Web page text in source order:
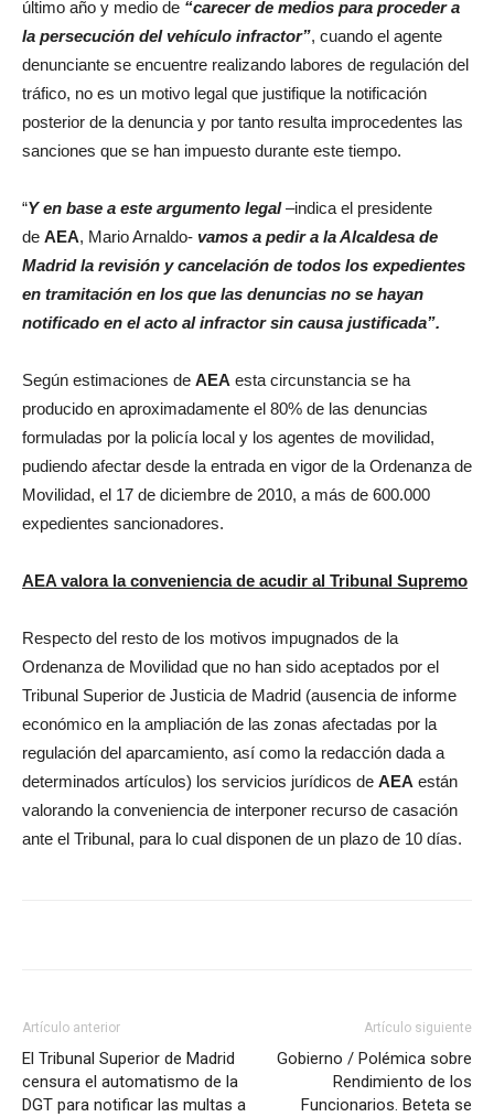
último año y medio de “carecer de medios para proceder a
la persecución del vehículo infractor”, cuando el agente
denunciante se encuentre realizando labores de regulación del
tráfico, no es un motivo legal que justifique la notificación
posterior de la denuncia y por tanto resulta improcedentes las
sanciones que se han impuesto durante este tiempo.
“Y en base a este argumento legal–indica el presidente
de AEA, Mario Arnaldo- vamos a pedir a la Alcaldesa de
Madrid la revisión y cancelación de todos los expedientes
en tramitación en los que las denuncias no se hayan
notificado en el acto al infractor sin causa justificada”.
Según estimaciones de AEA esta circunstancia se ha
producido en aproximadamente el 80% de las denuncias
formuladas por la policía local y los agentes de movilidad,
pudiendo afectar desde la entrada en vigor de la Ordenanza de
Movilidad, el 17 de diciembre de 2010, a más de 600.000
expedientes sancionadores.
AEA valora la conveniencia de acudir al Tribunal Supremo
Respecto del resto de los motivos impugnados de la
Ordenanza de Movilidad que no han sido aceptados por el
Tribunal Superior de Justicia de Madrid (ausencia de informe
económico en la ampliación de las zonas afectadas por la
regulación del aparcamiento, así como la redacción dada a
determinados artículos) los servicios jurídicos de AEA están
valorando la conveniencia de interponer recurso de casación
ante el Tribunal, para lo cual disponen de un plazo de 10 días.
Artículo anterior
El Tribunal Superior de Madrid
censura el automatismo de la
DGT para notificar las multas a
Artículo siguiente
Gobierno / Polémica sobre
Rendimiento de los
Funcionarios. Beteta se